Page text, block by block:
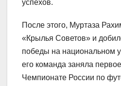
успехов.
После этого, Муртаза
«Крылья Советов» и
победы на национальном
его команда заняла
Чемпионате России по